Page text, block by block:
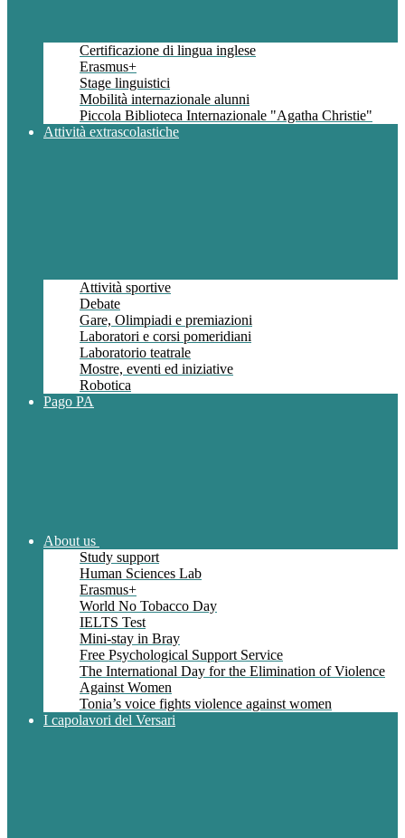
Certificazione di lingua inglese
Erasmus+
Stage linguistici
Mobilità internazionale alunni
Piccola Biblioteca Internazionale "Agatha Christie"
Attività extrascolastiche
Attività sportive
Debate
Gare, Olimpiadi e premiazioni
Laboratori e corsi pomeridiani
Laboratorio teatrale
Mostre, eventi ed iniziative
Robotica
Pago PA
About us
Study support
Human Sciences Lab
Erasmus+
World No Tobacco Day
IELTS Test
Mini-stay in Bray
Free Psychological Support Service
The International Day for the Elimination of Violence
Against Women
Tonia’s voice fights violence against women
I capolavori del Versari